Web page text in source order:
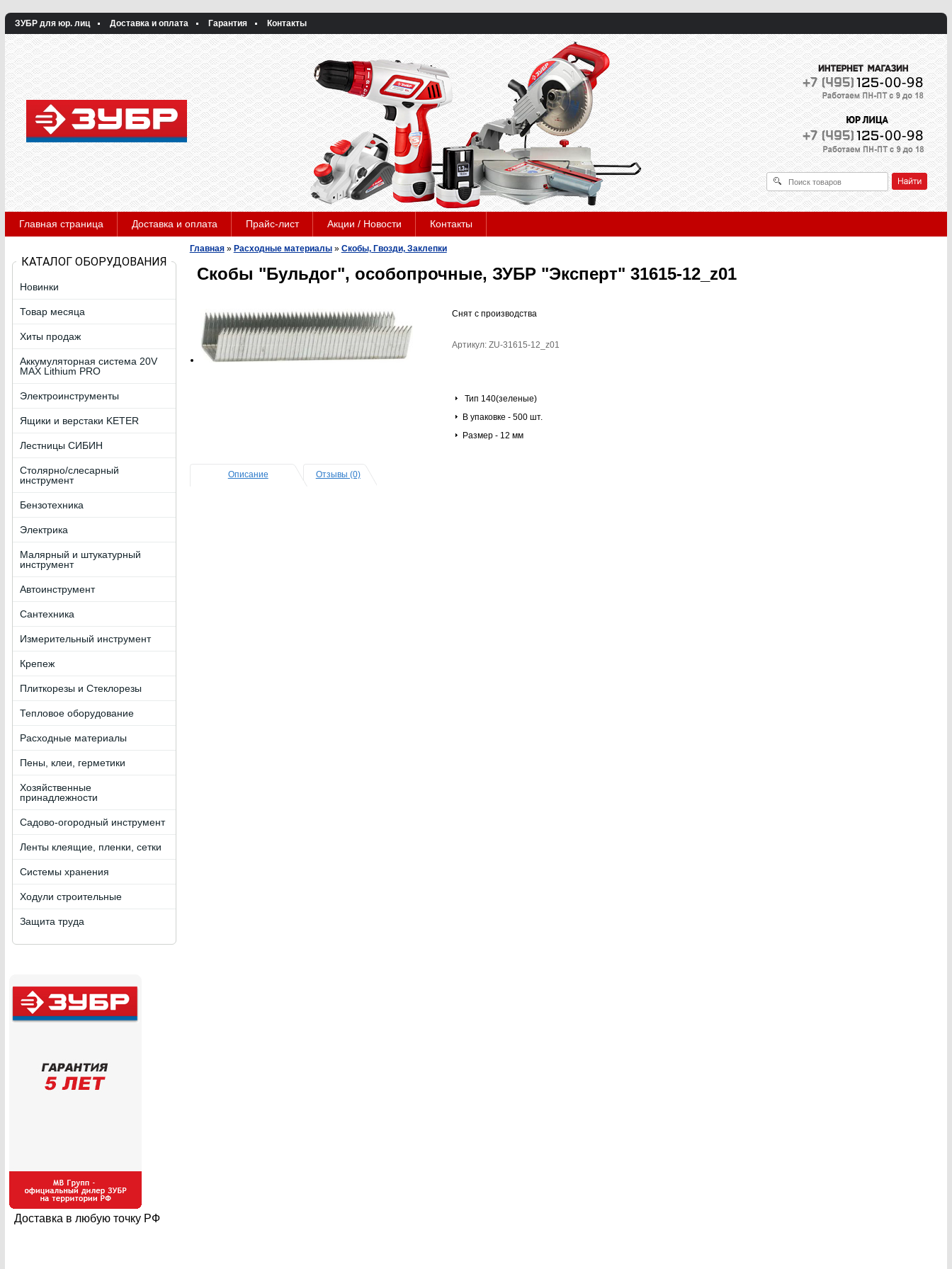
ЗУБР для юр. лиц Доставка и оплата Гарантия Контакты
Главная страница Доставка и оплата Прайс-лист Акции / Новости Контакты
КАТАЛОГ ОБОРУДОВАНИЯ
Новинки
Товар месяца
Хиты продаж
Аккумуляторная система 20V
MAX Lithium PRO
Электроинструменты
Ящики и верстаки KETER
Лестницы СИБИН
Столярно/слесарный
инструмент
Бензотехника
Электрика
Малярный и штукатурный
инструмент
Автоинструмент
Сантехника
Измерительный инструмент
Крепеж
Плиткорезы и Стеклорезы
Тепловое оборудование
Расходные материалы
Пены, клеи, герметики
Хозяйственные
принадлежности
Садово-огородный инструмент
Ленты клеящие, пленки, сетки
Системы хранения
Ходули строительные
Защита труда
Доставка в любую точку РФ
Главная» Расходные материалы» Скобы, Гвозди, Заклепки
Скобы "Бульдог", особопрочные, ЗУБР "Эксперт" 31615-12_z01
Снят с производства
Артикул: ZU-31615-12_z01
Тип 140(зеленые)
В упаковке - 500 шт.
Размер - 12 мм
Описание Отзывы (0)